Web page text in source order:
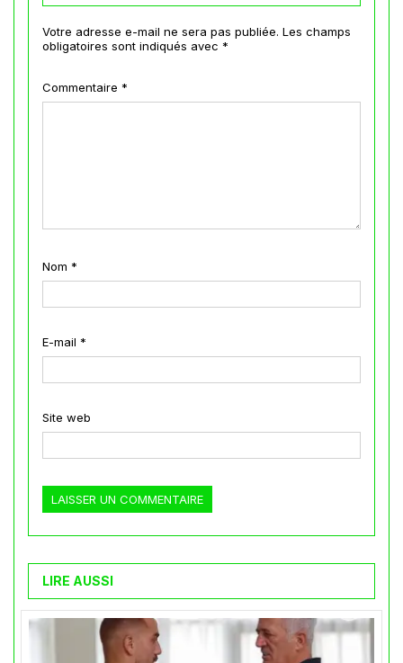
Votre adresse e-mail ne sera pas publiée. Les champs
obligatoires sont indiqués avec *
Commentaire *
Nom *
E-mail *
Site web
LIRE AUSSI